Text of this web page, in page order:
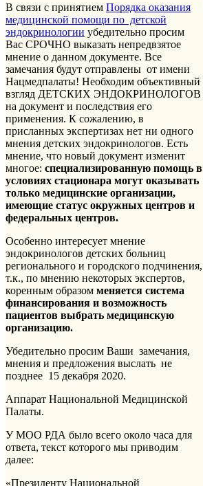
В связи с принятием Порядка оказания
медицинской помощи по детской
эндокринологии убедительно просим
Вас СРОЧНО выказать непредвзятое
мнение о данном документе. Все
замечания будут отправлены от имени
Нацмедпалаты! Необходим объективный
взгляд ДЕТСКИХ ЭНДОКРИНОЛОГОВ
на документ и последствия его
применения. К сожалению, в
присланных экспертизах нет ни одного
мнения детских эндокринологов. Есть
мнение, что новый документ изменит
многое: специализированную помощь в
условиях стационара могут оказывать
только медицинские организации,
имеющие статус окружных центров и
федеральных центров.
Особенно интересует мнение
эндокринологов детских больниц
регионального и городского подчинения,
т.к., по мнению некоторых экспертов,
коренным образом меняется система
финансирования и возможность
пациентов выбрать медицинскую
организацию.
Убедительно просим Ваши замечания,
мнения и предложения выслать не
позднее 15 декабря 2020.
Аппарат Национальной Медицинской
Палаты.
У МОО РДА было всего около часа для
ответа, текст которого мы приводим
далее:
«Президенту Национальной